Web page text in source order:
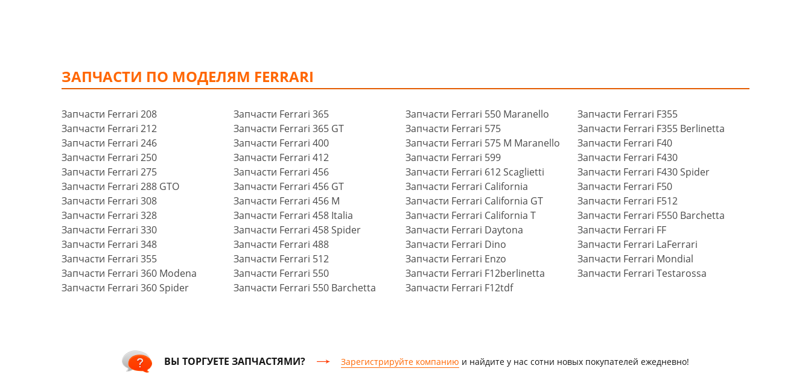
ЗАПЧАСТИ ПО МОДЕЛЯМ FERRARI
Запчасти Ferrari 208
Запчасти Ferrari 212
Запчасти Ferrari 246
Запчасти Ferrari 250
Запчасти Ferrari 275
Запчасти Ferrari 288 GTO
Запчасти Ferrari 308
Запчасти Ferrari 328
Запчасти Ferrari 330
Запчасти Ferrari 348
Запчасти Ferrari 355
Запчасти Ferrari 360 Modena
Запчасти Ferrari 360 Spider
Запчасти Ferrari 365
Запчасти Ferrari 365 GT
Запчасти Ferrari 400
Запчасти Ferrari 412
Запчасти Ferrari 456
Запчасти Ferrari 456 GT
Запчасти Ferrari 456 M
Запчасти Ferrari 458 Italia
Запчасти Ferrari 458 Spider
Запчасти Ferrari 488
Запчасти Ferrari 512
Запчасти Ferrari 550
Запчасти Ferrari 550 Barchetta
Запчасти Ferrari 550 Maranello
Запчасти Ferrari 575
Запчасти Ferrari 575 M Maranello
Запчасти Ferrari 599
Запчасти Ferrari 612 Scaglietti
Запчасти Ferrari California
Запчасти Ferrari California GT
Запчасти Ferrari California T
Запчасти Ferrari Daytona
Запчасти Ferrari Dino
Запчасти Ferrari Enzo
Запчасти Ferrari F12berlinetta
Запчасти Ferrari F12tdf
Запчасти Ferrari F355
Запчасти Ferrari F355 Berlinetta
Запчасти Ferrari F40
Запчасти Ferrari F430
Запчасти Ferrari F430 Spider
Запчасти Ferrari F50
Запчасти Ferrari F512
Запчасти Ferrari F550 Barchetta
Запчасти Ferrari FF
Запчасти Ferrari LaFerrari
Запчасти Ferrari Mondial
Запчасти Ferrari Testarossa
ВЫ ТОРГУЕТЕ ЗАПЧАСТЯМИ? Зарегистрируйте компанию и найдите у нас сотни новых покупателей ежедневно!